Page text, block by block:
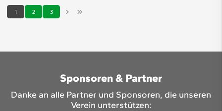
1 2 3
Sponsoren & Partner
Danke an alle Partner und Sponsoren, die unseren
Verein unterstützen: